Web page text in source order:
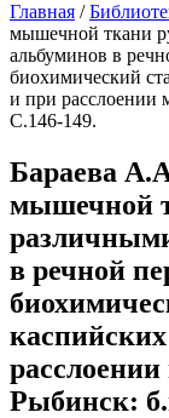
Главная /
мышечной ткани
альбуминов в
биохимический
и при расслоении
С.146-149.
Бараева
мышечной
в речной
Рыбинск: